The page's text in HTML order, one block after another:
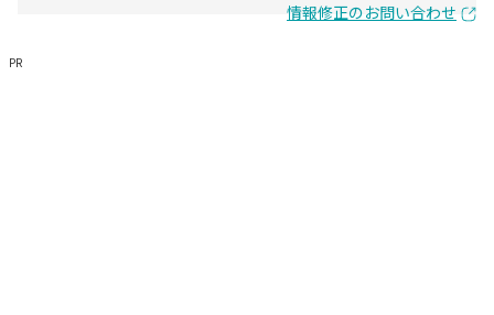
情報修正のお問い合わせ
PR